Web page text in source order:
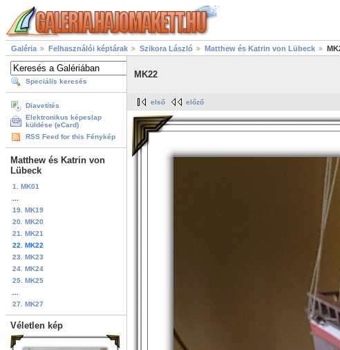
Galéria Felhasználói képtárak Szikora László Matthew és Katrin von Lübeck
Speciális keresés
Diavetítés
Elektronikus képeslap
küldése (eCard)
RSS Feed for this Fénykép
Matthew és Katrin von
Lübeck
1. MK01
19. MK19
20. MK20
21. MK21
22. MK22
23. MK23
24. MK24
25. MK25
27. MK27
Véletlen kép
MK22
első előző